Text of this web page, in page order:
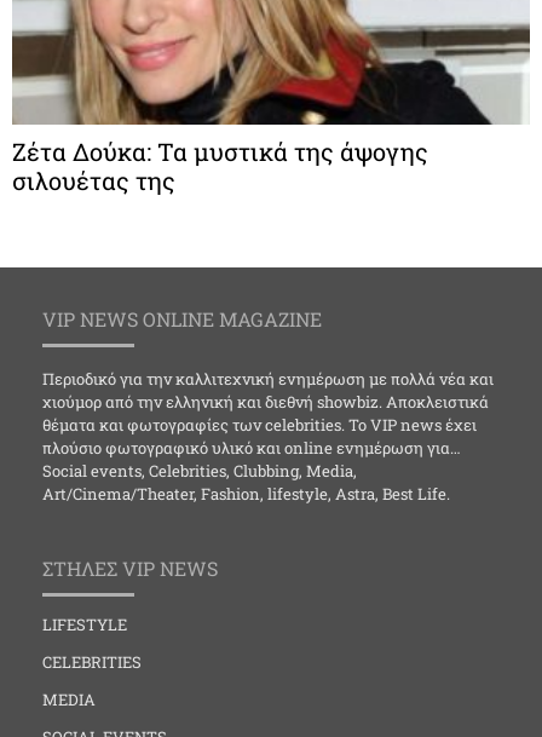
Ζέτα Δούκα: Τα μυστικά της άψογης
σιλουέτας της
VIP NEWS ONLINE MAGAZINE
Περιοδικό για την καλλιτεχνική ενημέρωση με πολλά νέα και
χιούμορ από την ελληνική και διεθνή showbiz. Αποκλειστικά
θέματα και φωτογραφίες των celebrities. Το VIP news έχει
πλούσιο φωτογραφικό υλικό και online ενημέρωση για…
Social events, Celebrities, Clubbing, Media,
Art/Cinema/Theater, Fashion, lifestyle, Astra, Best Life.
ΣΤΗΛΕΣ VIP NEWS
LIFESTYLE
CELEBRITIES
MEDIA